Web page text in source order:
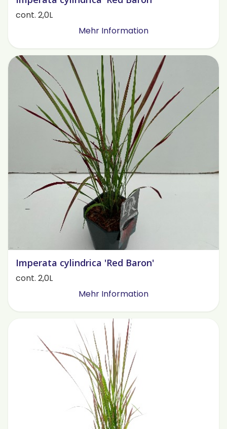
cont. 2,0L
Mehr Information
Imperata cylindrica 'Red Baron'
cont. 2,0L
Mehr Information